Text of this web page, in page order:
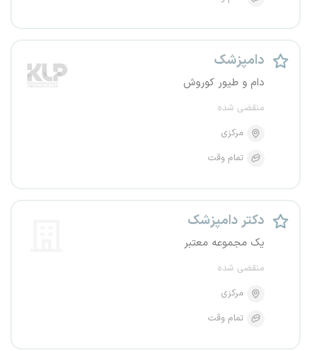
دامپزشک
دام و طیور کوروش
منقضی شده
مرکزی
تمام وقت
دکتر دامپزشک
یک مجموعه معتبر
منقضی شده
مرکزی
تمام وقت